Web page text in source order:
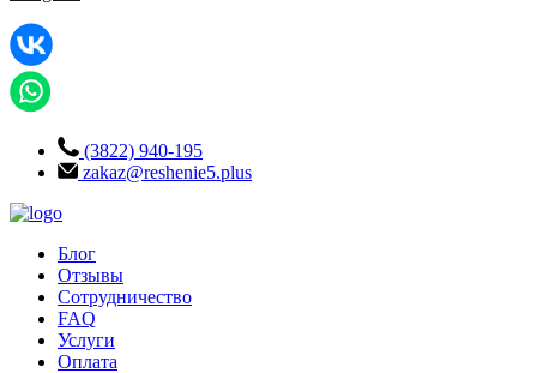
(3822) 940-195
zakaz@reshenie5.plus
Блог
Отзывы
Сотрудничество
FAQ
Услуги
Оплата